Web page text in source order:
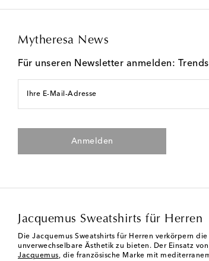
Mytheresa News
Für unseren Newsletter anmelden:
Ihre E-Mail-Adresse
Anmelden
Jacquemus Sweatshirts für Herren
Die Jacquemus Sweatshirts für Herren verkörpern
unverwechselbare Ästhetik zu bieten. Der Einsatz
Jacquemus, die französische Marke mit